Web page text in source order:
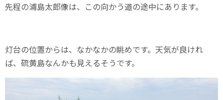
先程の浦島太郎像は、この向かう道の途中にあります。
灯台の位置からは、なかなかの眺めです。天気が良けれ
ば、硫黄島なんかも見えるそうです。